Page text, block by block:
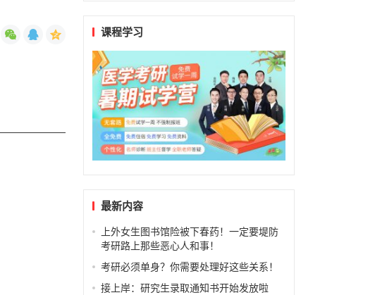
课程学习
最新内容
上外女生图书馆险被下春药！一定要堤防
考研路上那些恶心人和事！
考研必须单身？你需要处理好这些关系！
接上岸：研究生录取通知书开始发放啦